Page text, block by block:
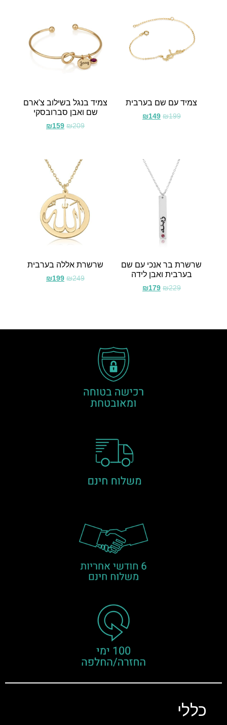
צמיד עם שם בערבית
₪199
₪149
צמיד בנגל בשילוב צ'ארם
שם ואבן סברובסקי
₪209
₪159
שרשרת בר אנכי עם שם
בערבית ואבן לידה
₪229
₪179
שרשרת אללה בערבית
₪249
₪199
כללי